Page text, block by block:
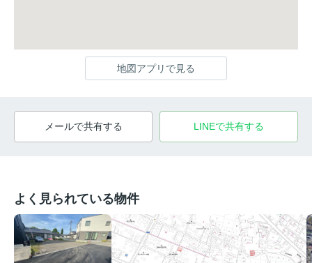
地図アプリで見る
メールで共有する LINEで共有する
よく見られている物件